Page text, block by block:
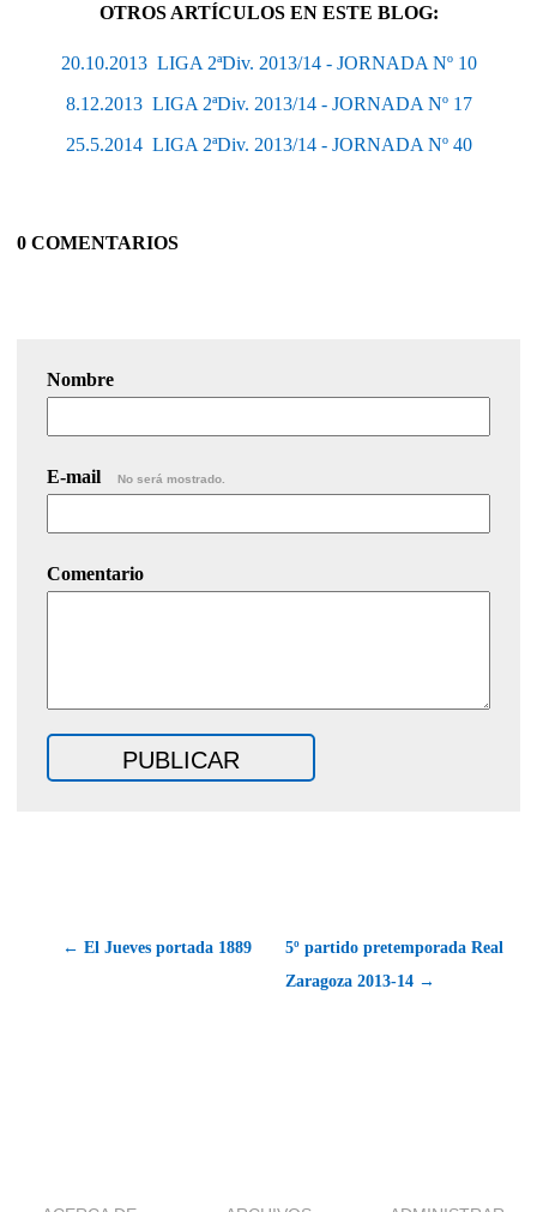
OTROS ARTÍCULOS EN ESTE BLOG:
20.10.2013  LIGA 2ªDiv. 2013/14 - JORNADA Nº 10
8.12.2013  LIGA 2ªDiv. 2013/14 - JORNADA Nº 17
25.5.2014  LIGA 2ªDiv. 2013/14 - JORNADA Nº 40
0 COMENTARIOS
Nombre
E-mail No será mostrado.
Comentario
← El Jueves portada 1889
5º partido pretemporada Real
Zaragoza 2013-14 →